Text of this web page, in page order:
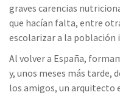
graves carencias
que hacían falta, entre
escolarizar a la
Al volver a España,
y, unos meses más tarde,
los amigos, un arquitecto